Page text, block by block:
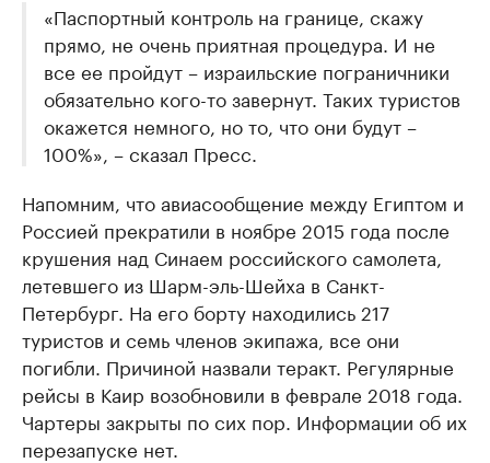
«Паспортный контроль на границе, скажу
прямо, не очень приятная процедура. И не
все ее пройдут – израильские пограничники
обязательно кого-то завернут. Таких туристов
окажется немного, но то, что они будут –
100%», – сказал Пресс.
Напомним, что авиасообщение между Египтом и
Россией прекратили в ноябре 2015 года после
крушения над Синаем российского самолета,
летевшего из Шарм-эль-Шейха в Санкт-
Петербург. На его борту находились 217
туристов и семь членов экипажа, все они
погибли. Причиной назвали теракт. Регулярные
рейсы в Каир возобновили в феврале 2018 года.
Чартеры закрыты по сих пор. Информации об их
перезапуске нет.